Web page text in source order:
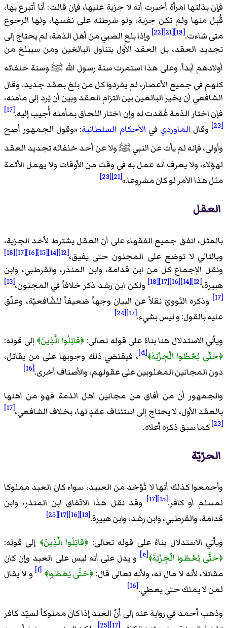
فإن بذلتها امرأة أخبرت أنه لا جزية عليها، فإن قالت: أنا أتبرع بها،
قُبل منها ولم تكن جزية، ولو شرطته على نفسها، ولها الرجوع
متى شاءت.[18]
[21]
[22]
وإذا بلغ الصبي من أهل الذمة، لم يحتاج إلى
تجديد العقد، بل العقد الأول يتناول البالغين ومن سيبلغ من
أولادهم أبداً. وعلى هذا استمرت سنة رسول الله ﷺوسنة خلفائه
كلهم في جميع الأعصار، لم يفردوا كل من بلغ بعقد جديد. وقال
الشافعي أن يخير البالغين بين التزام العقد وبين أن يُرد إلى مأمنه،
فإن اختار الذمة عُقدت له وإن اختار اللحاق بمأمنه أُجيب إليه.[17]
[23]
وقال الماوردي في الأحكام السلطانية: «وقول الجمهور أصح
وأولى، فإنه لم يأت عن النبيﷺولا عن أحد خلفائه تجديد العقد
لهؤلاء، ولا يعرف أنه عمل به في وقت من الأوقات ولا يهمل الأئمة
مثل هذا الأمر لو كان مشروعا.»
[21]
[23]
العقل
بالمثل، اتفق جميع الفقهاء على أن العقل يشترط لأخد الجزية،
وبالتالي لا توضع على المجنون حتى يفيق،[12]
[14]
[15]
[16]
[17]
[18]
ونقل الإجماع كل من ابن قدامة، وابن المنذر، والقرطبي، وابن
هبيرة،[12]
[14]
[16]
[17]
[18] ولكن ابن رشد ذكر خلافاً في المجنون،[13]
[17]
وذكره النّوويّ نقلاً عن البيان وجهاً ضعيفاً للشّافعيّة، وعلّق
عليه بالقول: و ليس بشيء.[17]
[24]
ويأتي الاستدلال هنا بناءً على قوله تعالى:﴿قاتِلُوا الَّذِينَ﴾إلى قوله:
﴿حَتَّى يُعْطُوا الْجِزْيَةَ﴾[d]
، فيقتضي ذلك وجوبها على من يقاتل،
دون المجانين المغلوبين على عقولهم، والأصناف أخرى.[16]
والجمهور أن من أفاق من مجانين أهل الذمة فهو من أهلها
بالعقد الأول، لا يحتاج إلى استئناف عقدٍ لها، بخلاف الشافعي،[17]
[23]
كما سبق ذكره أعلاه.
الحرّيّة
وأجمعوا كذلك أنها لا تُؤخد من العبيد، سواء كان العبد مملوكا
لمسلم أو كافر.[15]
[17]
وقد نقل هذا الاتّفاق ابن المنذر، وابن
قدامة، والقرطبي، وابن رشد، وابن هبيرة.[13]
[16]
[17]
[25]
ويأتي الاستدلال بناءً على قوله تعالى: ﴿قاتِلُوا الَّذِينَ﴾ إلى قوله:
﴿حَتَّى يُعْطُوا الْجِزْيَةَ﴾[e]
و يدل على أنه ليس على العبد وإن كان
مقاتلا، لأنه لا مال له، ولأنه تعالى قال: ﴿حَتَّى يُعْطُوا﴾ [f]
و لا يقال
لمن لا يملك حتى يعطي.[16]
وذهب أحمد في رواية عنه إلى أنّ العبد إذا كان مملوكاً لسيّد كافر
[17]
[25]